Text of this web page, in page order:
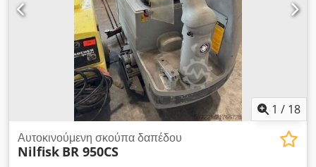
1 / 18
Αυτοκινούμενη σκούπα δαπέδου
Nilfisk BR 950CS